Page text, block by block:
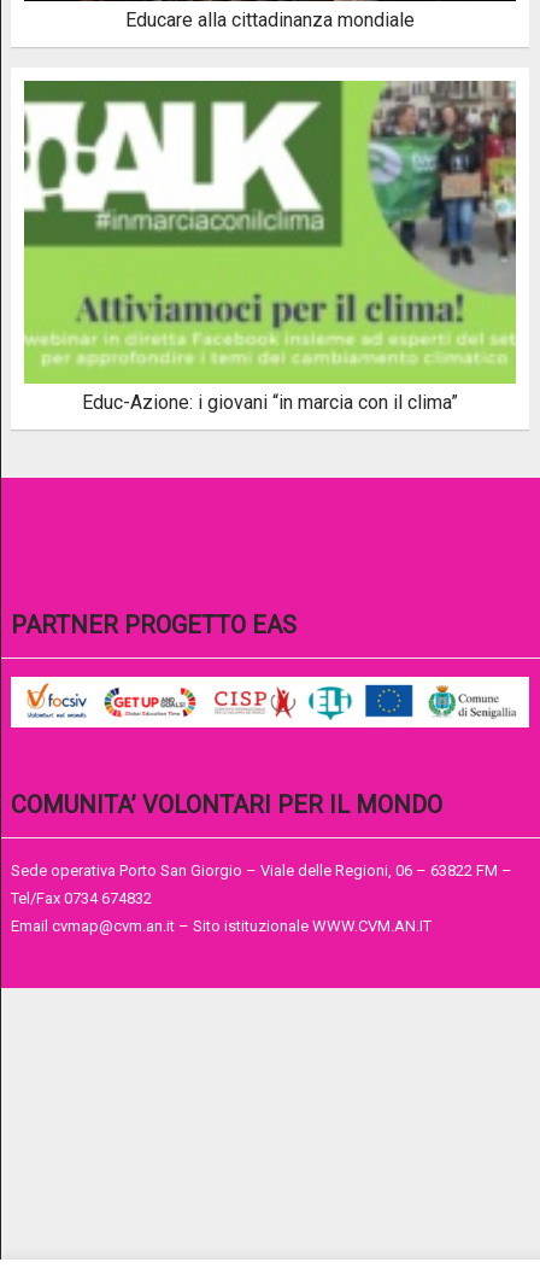
Educare alla cittadinanza mondiale
Educ-Azione: i giovani “in marcia con il clima”
PARTNER PROGETTO EAS
COMUNITA’ VOLONTARI PER IL MONDO
Sede operativa Porto San Giorgio – Viale delle Regioni, 06 – 63822 FM –
Tel/Fax 0734 674832
Email cvmap@cvm.an.it – Sito istituzionale WWW.CVM.AN.IT